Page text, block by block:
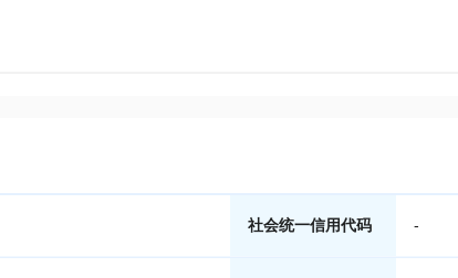
社会统一信用代码 -